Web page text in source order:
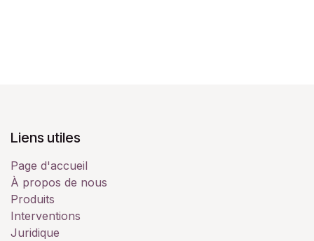
Liens utiles
Page d'accueil
À propos de nous
Produits
Interventions
Juridique